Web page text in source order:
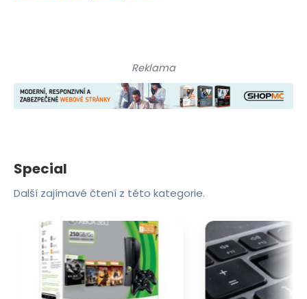
Reklama
Special
Další zajímavé čtení z této kategorie.